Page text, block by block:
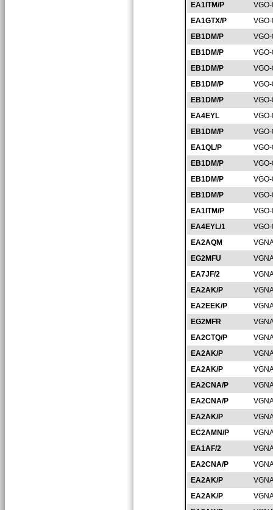
EA1ITM/P
EA1GTX/P
EB1DM/P
EB1DM/P
EB1DM/P
EB1DM/P
EB1DM/P
EA4EYL
EB1DM/P
EA1QL/P
EB1DM/P
EB1DM/P
EB1DM/P
EA1ITM/P
EA4EYL/1
EA2AQM
EG2MFU
EA7JF/2
EA2AK/P
EA2EEK/P
EG2MFR
EA2CTQ/P
EA2AK/P
EA2AK/P
EA2CNA/P
EA2CNA/P
EA2AK/P
EC2AMN/P
EA1AF/2
EA2CNA/P
EA2AK/P
EA2AK/P